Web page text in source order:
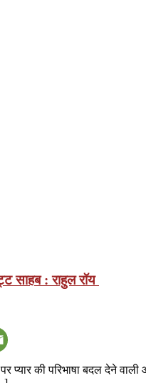
साहब : राहुल रॉय
पर प्यार की परिभाषा बदल देने